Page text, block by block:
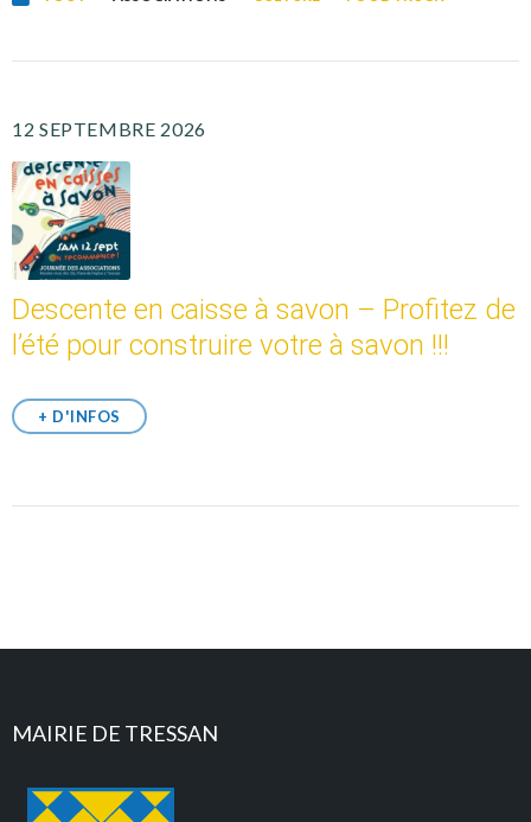
12 SEPTEMBRE 2026
Descente en caisse à savon – Profitez de
l’été pour construire votre à savon !!!
+ D'INFOS
MAIRIE DE TRESSAN